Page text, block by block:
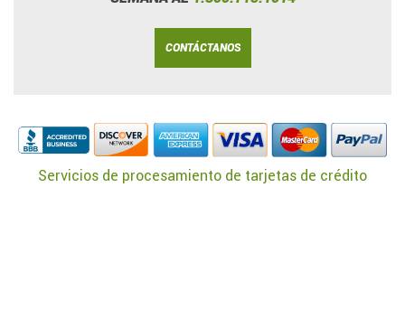
CONTÁCTANOS
Servicios de procesamiento de tarjetas de crédito